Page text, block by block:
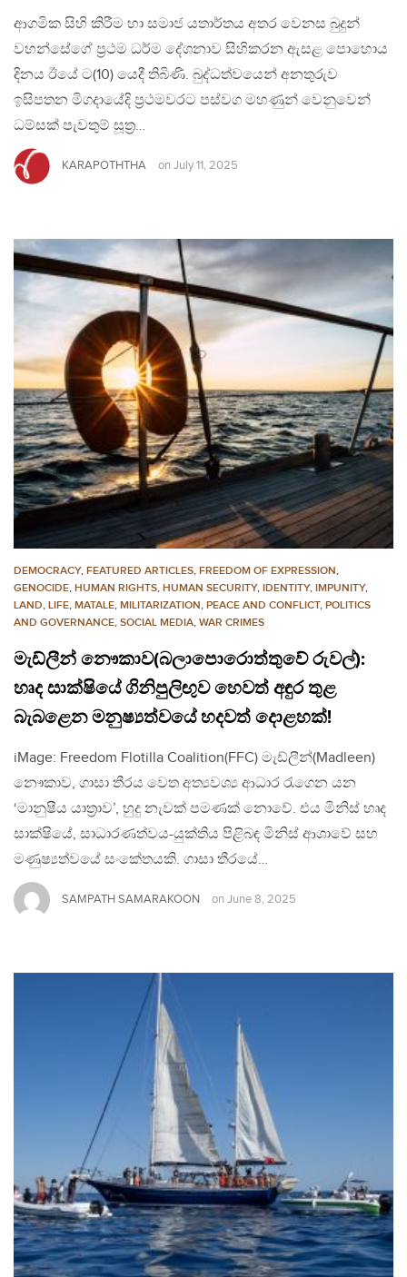
ආගමික සිහි කිරීම හා සමාජ යතාර්තය අතර වෙනස බුදුන්
වහන්සේගේ ප්‍රථම ධර්ම දේශනාව සිහිකරන ඇසළ පොහොය
දිනය ඊයේ ට(10) යෙදී තිබිණි. බුද්ධත්වයෙන් අනතුරුව
ඉසිපතන මිගදායේදි ප්‍රථමවරට පස්වග මහණුන් වෙනුවෙන්
ධම්සක් පැවතුම් සූත්‍ර…
KARAPOTHTHA on July 11, 2025
DEMOCRACY, FEATURED ARTICLES, FREEDOM OF EXPRESSION,
GENOCIDE, HUMAN RIGHTS, HUMAN SECURITY, IDENTITY, IMPUNITY,
LAND, LIFE, MATALE, MILITARIZATION, PEACE AND CONFLICT, POLITICS
AND GOVERNANCE, SOCIAL MEDIA, WAR CRIMES
මැඩ්ලීන් නෞකාව(බලාපොරොත්තුවේ රුවල්):
හෘද සාක්ෂියේ ගිනිපුලිඟුව හෙවත් අඳුර තුළ
බැබළෙන මනුෂ්‍යත්වයේ හදවත් දොළහක්!
iMage: Freedom Flotilla Coalition(FFC) මැඩ්ලීන්(Madleen)
නෞකාව, ගාසා තීරය වෙත අත්‍යවශ්‍ය ආධාර රැගෙන යන
‘මානුෂීය යාත්‍රාව’, හුදු නැවක් පමණක් නොවේ. එය මිනිස් හෘද
සාක්ෂියේ, සාධාරණත්වය-යුක්තිය පිළිබඳ මිනිස් ආශාවේ සහ
මණුෂ්‍යත්වයේ සංකේතයකි. ගාසා තීරයේ…
SAMPATH SAMARAKOON on June 8, 2025